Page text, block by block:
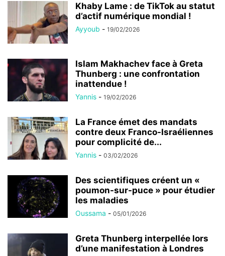
Khaby Lame : de TikTok au statut
d’actif numérique mondial !
Ayyoub - 19/02/2026
Islam Makhachev face à Greta
Thunberg : une confrontation
inattendue !
Yannis - 19/02/2026
La France émet des mandats
contre deux Franco-Israéliennes
pour complicité de...
Yannis - 03/02/2026
Des scientifiques créent un «
poumon-sur-puce » pour étudier
les maladies
Oussama - 05/01/2026
Greta Thunberg interpellée lors
d’une manifestation à Londres